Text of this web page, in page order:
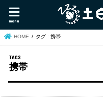
menu
HOME タグ : 携帯
携帯